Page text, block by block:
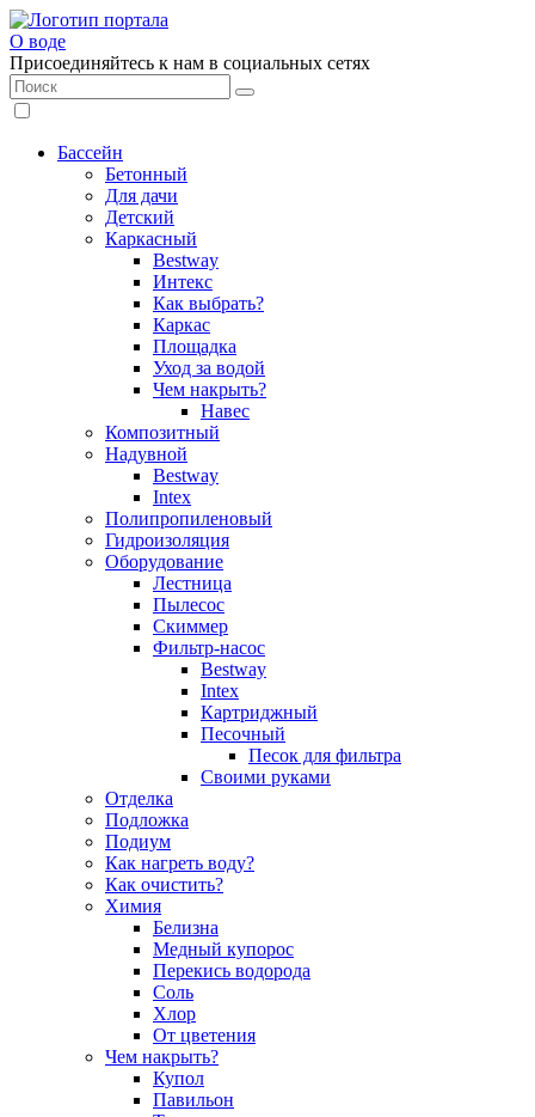
О воде
Присоединяйтесь к нам в социальных сетях
Бассейн
Бетонный
Для дачи
Детский
Каркасный
Bestway
Интекс
Как выбрать?
Каркас
Площадка
Уход за водой
Чем накрыть?
Навес
Композитный
Надувной
Bestway
Intex
Полипропиленовый
Гидроизоляция
Оборудование
Лестница
Пылесос
Скиммер
Фильтр-насос
Bestway
Intex
Картриджный
Песочный
Песок для фильтра
Своими руками
Отделка
Подложка
Подиум
Как нагреть воду?
Как очистить?
Химия
Белизна
Медный купорос
Перекись водорода
Соль
Хлор
От цветения
Чем накрыть?
Купол
Павильон